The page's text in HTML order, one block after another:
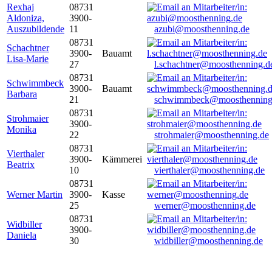
Rexhaj
Aldoniza,
Auszubildende
08731
3900-
11
azubi@moosthenning.de
Schachtner
Lisa-Marie
08731
3900-
27
Bauamt
Schwimmbeck
Barbara
08731
3900-
21
Bauamt
Strohmaier
Monika
08731
3900-
22
strohmaier@moosthenning.de
Vierthaler
Beatrix
08731
3900-
10
Kämmerei
vierthaler@moosthenning.de
Werner Martin
08731
3900-
25
Kasse
werner@moosthenning.de
Widbiller
Daniela
08731
3900-
30
widbiller@moosthenning.de